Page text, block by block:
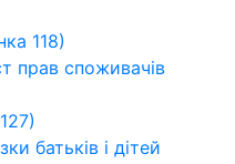
118)
прав споживачів
батьків і дітей